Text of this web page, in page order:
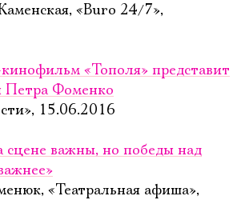
«Buro 24/7»,
«Тополя» представит
Петра Фоменко
15.06.2016
сцене важны, но победы над
«Театральная афиша»,